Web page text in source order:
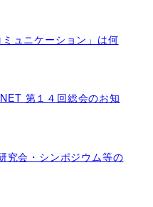
ュニケーション」は何
第１４回総会のお知
究会・シンポジウム等の